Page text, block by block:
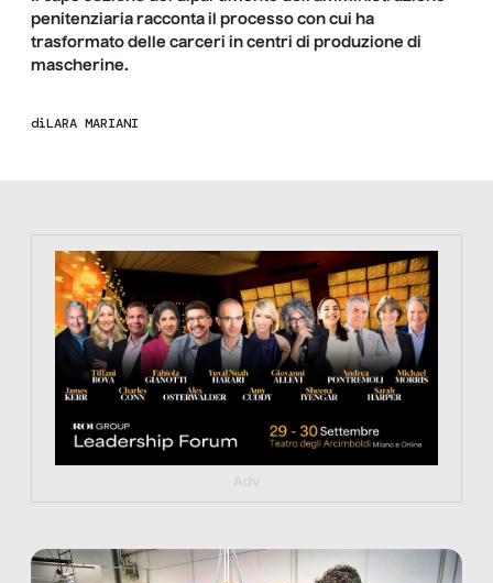
penitenziaria racconta il processo con cui ha
trasformato delle carceri in centri di produzione di
mascherine.
diLARA MARIANI
https://tinyurl.com/363fvfm9
Adv